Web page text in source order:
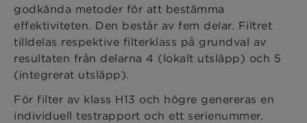
godkända metoder för att bestämma
effektiviteten. Den består av fem delar. Filtret
tilldelas respektive filterklass på grundval av
resultaten från delarna 4 (lokalt utsläpp) och 5
(integrerat utsläpp).
För filter av klass H13 och högre genereras en
individuell testrapport och ett serienummer.